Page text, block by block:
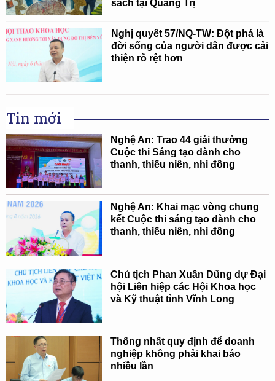
sách tại Quảng Trị
Nghị quyết 57/NQ-TW: Đột phá là
đời sống của người dân được cải
thiện rõ rệt hơn
Tin mới
Nghệ An: Trao 44 giải thưởng
Cuộc thi Sáng tạo dành cho
thanh, thiếu niên, nhi đồng
Nghệ An: Khai mạc vòng chung
kết Cuộc thi sáng tạo dành cho
thanh, thiếu niên, nhi đồng
Chủ tịch Phan Xuân Dũng dự Đại
hội Liên hiệp các Hội Khoa học
và Kỹ thuật tỉnh Vĩnh Long
Thống nhất quy định để doanh
nghiệp không phải khai báo
nhiều lần